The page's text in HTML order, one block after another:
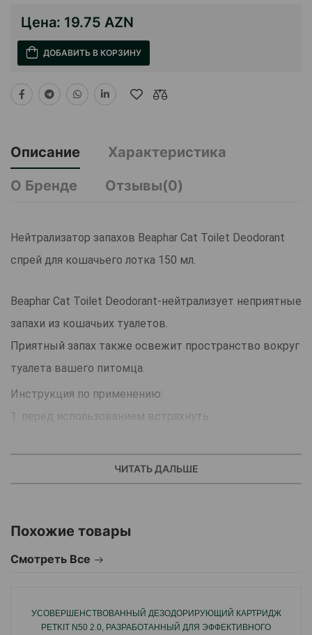
Цена: 19.75 AZN
ДОБАВИТЬ В КОРЗИНУ
Описание
Характеристика
О Бренде
Отзывы(0)
Нейтрализатор запахов Beaphar Cat Toilet Deodorant
спрей для кошачьего лотка 150 мл.
Beaphar Cat Toilet Deodorant-нейтрализует неприятные
запахи из кошачьих туалетов.
Приятный запах также освежит пространство вокруг
туалета вашего питомца.
Инструкция по применению:
1. перед использованием встряхнуть.
3. Дайте высохнуть.
на него спрей, повторяйте нанесение спрея каждый
Не вдыхайте.
ЧИТАТЬ ДАЛЬШЕ
Похожие товары
Смотреть Все
УСОВЕРШЕНСТВОВАННЫЙ ДЕЗОДОРИРУЮЩИЙ КАРТРИДЖ
PETKIT N50 2.0, РАЗРАБОТАННЫЙ ДЛЯ ЭФФЕКТИВНОГО